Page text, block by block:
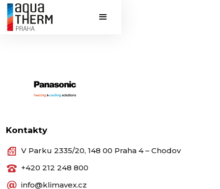
Kontakty
V Parku 2335/20, 148 00 Praha 4 – Chodov
+420 212 248 800
info@klimavex.cz